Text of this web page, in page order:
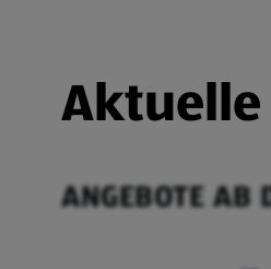
ANGEBOTE AB